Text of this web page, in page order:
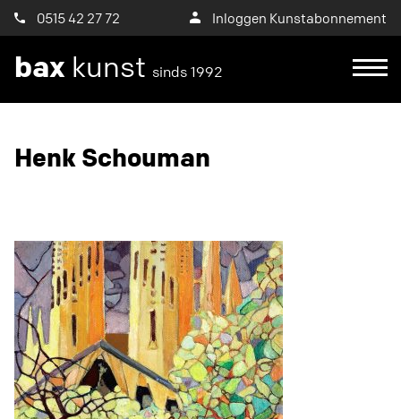
0515 42 27 72 Inloggen Kunstabonnement
bax kunst sinds 1992
Henk Schouman